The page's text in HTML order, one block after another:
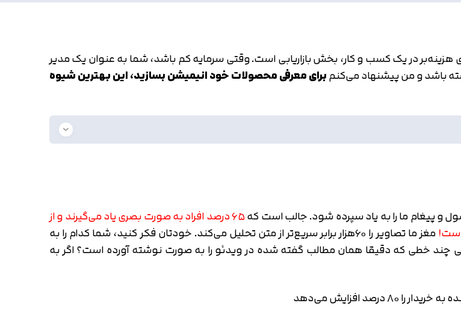
در یک کسب و کار، بخش بازاریابی است. وقتی سرمایه کم باشد، شما به عنوان یک مدیر
باشد و من پیشنهاد می‌کنمبرای معرفی محصولات خود انیمیشن بسازید، این بهترین شیوه
پیغام ما را به یاد سپرده شود. جالب است که
۶۵ درصد افراد به صورت بصری یاد می‌گیرند و از
مغز ما تصاویر را ۶۰هزار برابر سریع‌تر از متن تحلیل می‌کند. خودتان فکر کنید، شما کدام را به
چند خطی که دقیقا همان مطالب گفته شده در ویدئو را به صورت نوشته آورده است؟ اگر به